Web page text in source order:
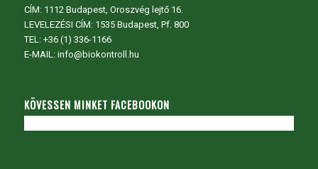
CÍM: 1112 Budapest, Oroszvég lejtő 16.
LEVELEZÉSI CÍM: 1535 Budapest, Pf. 800
TEL: +36 (1) 336-1166
E-MAIL: info@biokontroll.hu
KÖVESSEN MINKET FACEBOOKON